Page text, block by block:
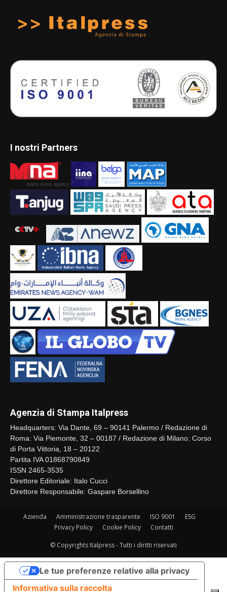
I nostri Partners
Agenzia di Stampa Italpress
Headquarters: Via Dante, 69 – 90141 Palermo / Redazione di
Roma: Via Piemonte, 32 – 00187 / Redazione di Milano: Corso
di Porta Vittoria, 18 – 20122
Partita IVA 01868790849
ISSN 2465-3535
Direttore Editoriale: Italo Cucci
Direttore Responsabile: Gaspare Borsellino
Azienda Amministrazione trasparente ISO 9001
ESG
Privacy Policy
Cookie Policy Contatti
© Copyrights Italpress - Tutti i diritti riservati
Informativa sulla raccolta
Le tue preferenze relative alla privacy